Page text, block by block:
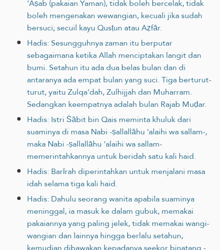
'Aṣab (pakaian Yaman), tidak boleh bercelak, tidak
boleh mengenakan wewangian, kecuali jika sudah
bersuci; secuil kayu Qusṭun atau Aẓfār.
Hadis: Sesungguhnya zaman itu berputar
sebagaimana ketika Allah menciptakan langit dan
bumi. Setahun itu ada dua belas bulan dan di
antaranya ada empat bulan yang suci. Tiga berturut-
turut, yaitu Zulqa'dah, Zulhijjah dan Muharram.
Sedangkan keempatnya adalah bulan Rajab Muḍar.
Hadis: Istri Ṡābit bin Qais meminta khuluk dari
suaminya di masa Nabi -ṣallallāhu 'alaihi wa sallam-,
maka Nabi -ṣallallāhu 'alaihi wa sallam-
memerintahkannya untuk beridah satu kali haid.
Hadis: Barīrah diperintahkan untuk menjalani masa
idah selama tiga kali haid.
Hadis: Dahulu seorang wanita apabila suaminya
meninggal, ia masuk ke dalam gubuk, memakai
pakaiannya yang paling jelek, tidak memakai wangi-
wangian dan lainnya hingga berlalu setahun,